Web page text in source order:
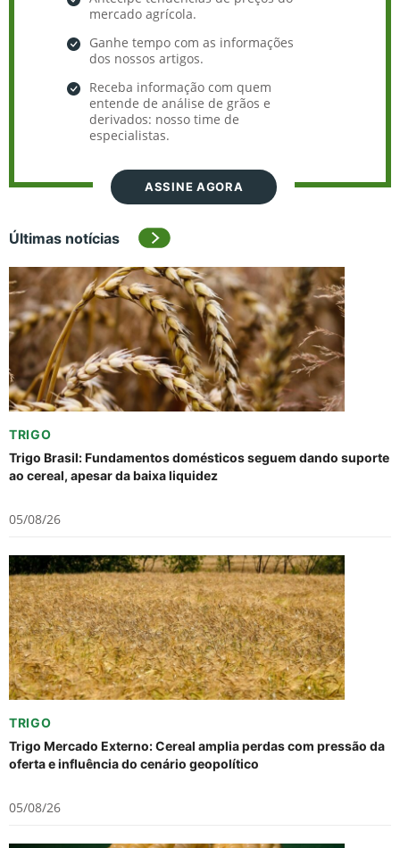
mercado agrícola.
Ganhe tempo com as informações
dos nossos artigos.
Receba informação com quem
entende de análise de grãos e
derivados: nosso time de
especialistas.
ASSINE AGORA
Últimas notícias
TRIGO
Trigo Brasil: Fundamentos domésticos seguem dando suporte
ao cereal, apesar da baixa liquidez
05/08/26
TRIGO
Trigo Mercado Externo: Cereal amplia perdas com pressão da
oferta e influência do cenário geopolítico
05/08/26